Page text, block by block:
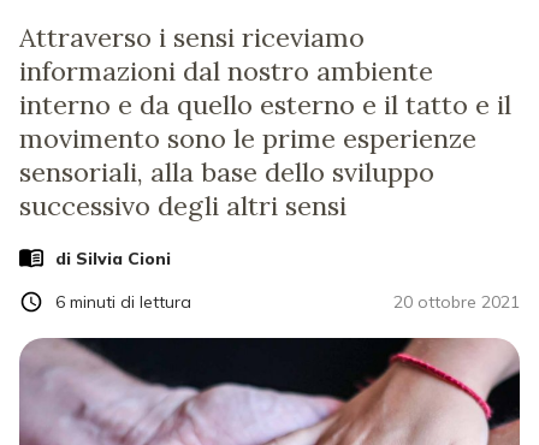
Attraverso i sensi riceviamo
informazioni dal nostro ambiente
interno e da quello esterno e il tatto e il
movimento sono le prime esperienze
sensoriali, alla base dello sviluppo
successivo degli altri sensi
di Silvia Cioni
20 ottobre 2021
6 minuti di lettura